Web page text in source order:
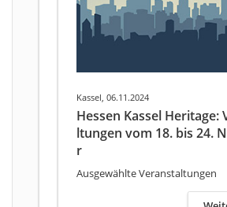
Kassel, 06.11.2024
Hessen Kassel Heritage:
ltungen vom 18. bis 24.
r
Ausgewählte Veranstaltungen